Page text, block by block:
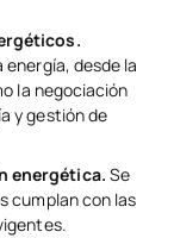
desde la
la negociación
y gestión de
energética. Se
cumplan con las